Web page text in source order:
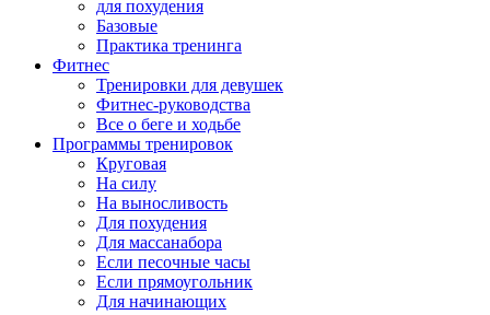
для похудения
Базовые
Практика тренинга
Фитнес
Тренировки для девушек
Фитнес-руководства
Все о беге и ходьбе
Программы тренировок
Круговая
На силу
На выносливость
Для похудения
Для массанабора
Если песочные часы
Если прямоугольник
Для начинающих